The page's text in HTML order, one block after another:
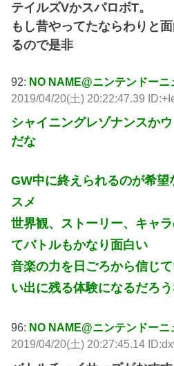
テイルズVかスパロボT。
もし昔やってたならわりと
るので是非
92: NO NAME@ニンテンドーニ
2019/04/20(土) 20:22:47.39
シャイニングレゾナンスか
だな
GW中に終えられるのが希
スメ
世界観、ストーリー、キャ
てバトルもかなり面白い
音楽の力を日ごろから信じ
い出に残る体験になるだろ
96: NO NAME@ニンテンドーニ
2019/04/20(土) 20:27:45.14